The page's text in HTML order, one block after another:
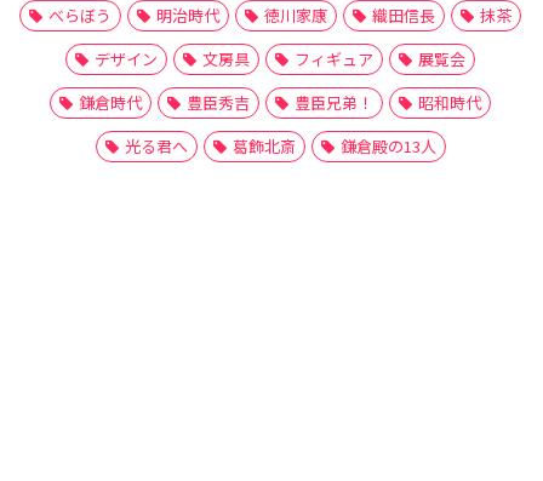
べらぼう
明治時代 徳川家康 織田信長
抹茶
デザイン
文房具 フィギュア
展覧会
鎌倉時代
豊臣秀吉 豊臣兄弟！
昭和時代
光る君へ
葛飾北斎 鎌倉殿の13人